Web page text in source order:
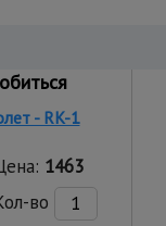
- RK-1
1463
во